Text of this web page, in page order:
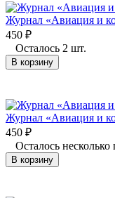
Журнал «Авиация и
450 ₽
Осталось 2 шт.
В корзину
Журнал «Авиация и
450 ₽
Осталось несколько
В корзину